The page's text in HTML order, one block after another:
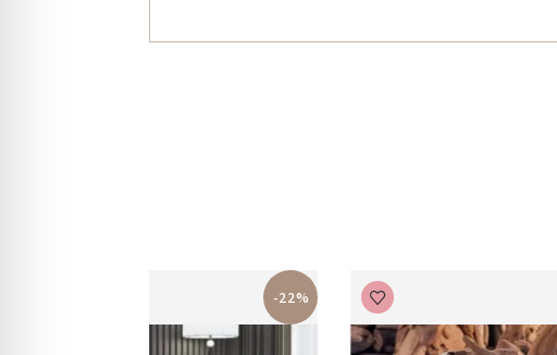
-22%